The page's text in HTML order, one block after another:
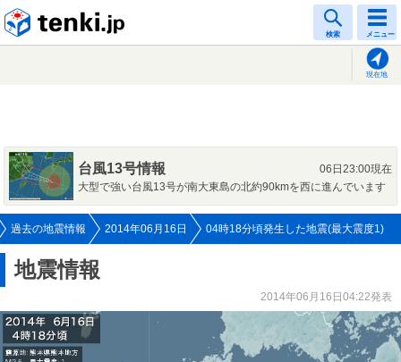
検索 メニュー
現在地
台風13号情報
06日23:00現在
大型で強い台風13号が南大東島の北約90kmを西に進んでいます
過去の地震情報 2014年06月16日 04時18分頃発生した地震(最大震度1)
地震情報
2014年06月16日04:22発表